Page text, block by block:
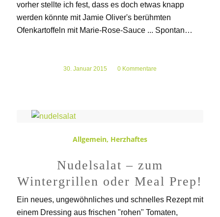
vorher stellte ich fest, dass es doch etwas knapp
werden könnte mit Jamie Oliver's berühmten
Ofenkartoffeln mit Marie-Rose-Sauce ... Spontan…
30. Januar 2015
/ 0 Kommentare
Allgemein, Herzhaftes
Nudelsalat – zum
Wintergrillen oder Meal Prep!
Ein neues, ungewöhnliches und schnelles Rezept mit
einem Dressing aus frischen "rohen" Tomaten,